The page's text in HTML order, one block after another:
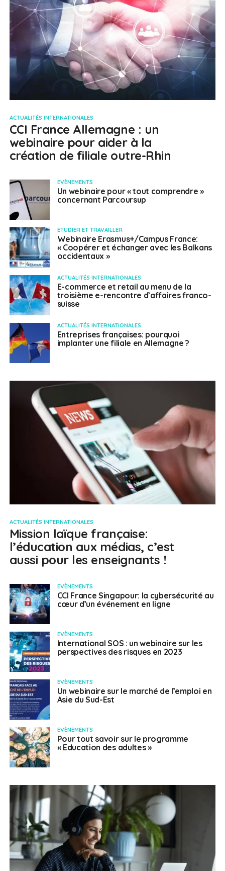
ACTUALITÉS INTERNATIONALES
CCI France Allemagne : un
webinaire pour aider à la
création de filiale outre-Rhin
EVÈNEMENTS
Un webinaire pour « tout comprendre »
concernant Parcoursup
ETUDIER ET TRAVAILLER
Webinaire Erasmus+/Campus France:
« Coopérer et échanger avec les Balkans
occidentaux »
ACTUALITÉS INTERNATIONALES
E-commerce et retail au menu de la
troisième e-rencontre d’affaires franco-
suisse
ACTUALITÉS INTERNATIONALES
Entreprises françaises: pourquoi
implanter une filiale en Allemagne ?
ACTUALITÉS INTERNATIONALES
Mission laïque française:
l’éducation aux médias, c’est
aussi pour les enseignants !
EVÈNEMENTS
CCI France Singapour: la cybersécurité au
cœur d’un événement en ligne
EVÈNEMENTS
International SOS : un webinaire sur les
perspectives des risques en 2023
EVÈNEMENTS
Un webinaire sur le marché de l’emploi en
Asie du Sud-Est
EVÈNEMENTS
Pour tout savoir sur le programme
« Education des adultes »